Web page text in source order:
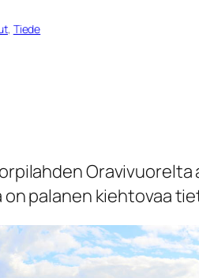
, Tiede
on palanen kiehtovaa